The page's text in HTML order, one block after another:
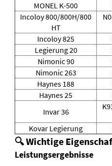
MONEL K-500
Incoloy 800/800H/800
HT
Incoloy 825
Legierung 20
Nimonic 90
Nimonic 263
Haynes 188
Haynes 25
Invar 36
Kovar Legierung
🔍 Wichtige
Leistungsergebnisse